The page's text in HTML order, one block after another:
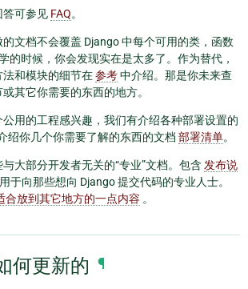
答可参见 FAQ。
文档不会覆盖 Django 中每个可用的类，函数
的时候，你会发现实在是太多了。作为替代，
和模块的细节在参考中介绍。那是你未来查
其它你需要的东西的地方。
用的工程感兴趣，我们有介绍各种部署设置的
绍你几个你需要了解的东西的文档 部署清单。
大部分开发者无关的“专业”文档。包含 发布说
用于向那些想向 Django 提交代码的专业人士。
合放到其它地方的一点内容 。
何更新的 ¶